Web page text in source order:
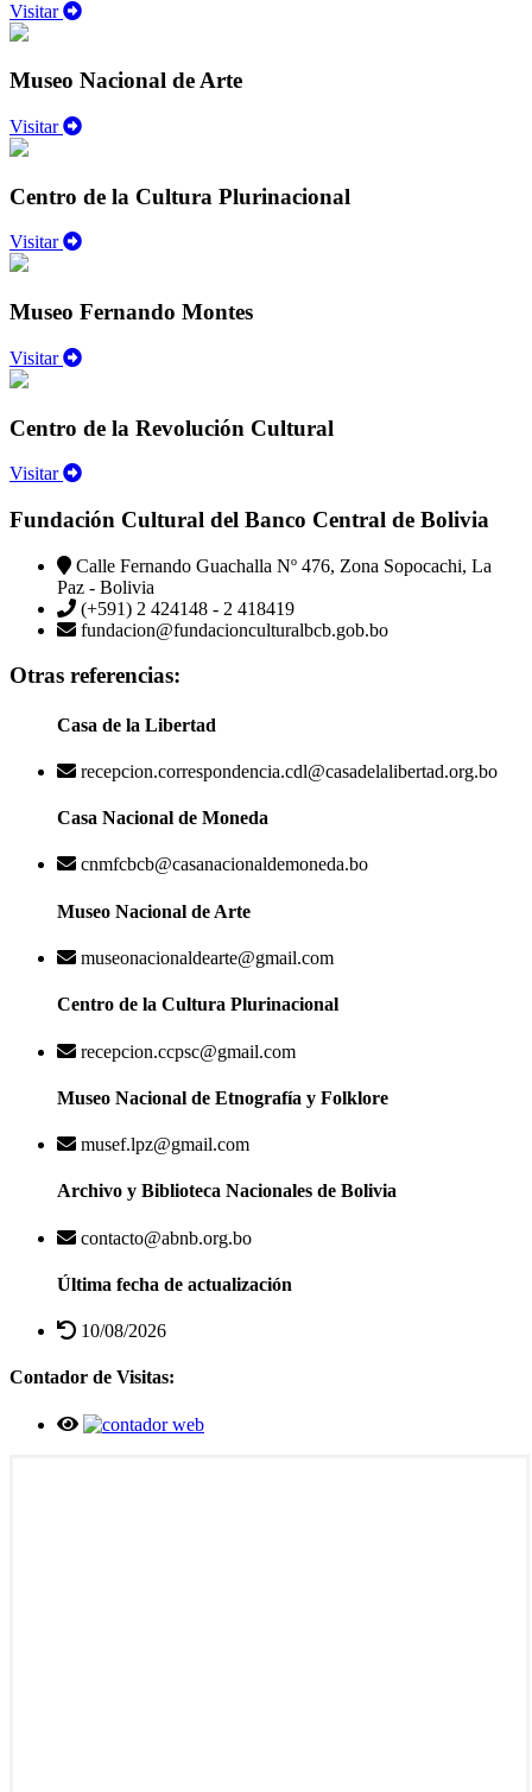
Visitar
Museo Nacional de Arte
Visitar
Centro de la Cultura Plurinacional
Visitar
Museo Fernando Montes
Visitar
Centro de la Revolución Cultural
Visitar
Fundación Cultural del Banco Central de Bolivia
Calle Fernando Guachalla Nº 476, Zona Sopocachi, La
Paz - Bolivia
(+591) 2 424148 - 2 418419
fundacion@fundacionculturalbcb.gob.bo
Otras referencias:
Casa de la Libertad
recepcion.correspondencia.cdl@casadelalibertad.org.bo
Casa Nacional de Moneda
cnmfcbcb@casanacionaldemoneda.bo
Museo Nacional de Arte
museonacionaldearte@gmail.com
Centro de la Cultura Plurinacional
recepcion.ccpsc@gmail.com
Museo Nacional de Etnografía y Folklore
musef.lpz@gmail.com
Archivo y Biblioteca Nacionales de Bolivia
contacto@abnb.org.bo
Última fecha de actualización
10/08/2026
Contador de Visitas: